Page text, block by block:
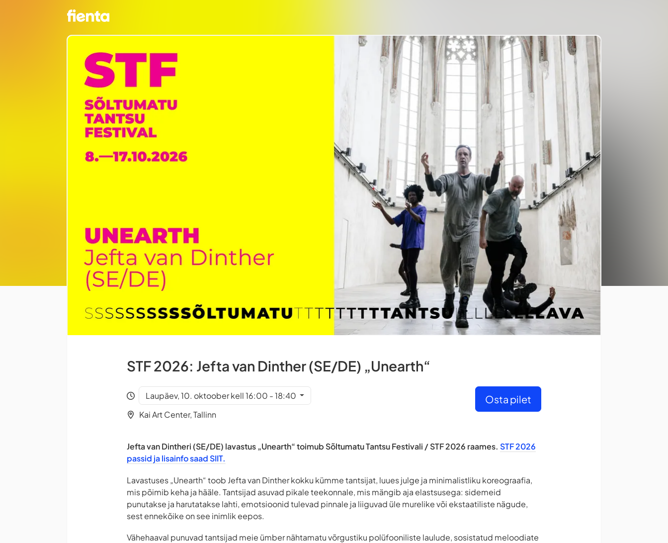
STF 2026: Jefta van Dinther (SE/DE) „Unearth“
Laupäev, 10. oktoober kell 16:00 - 18:40
Kai Art Center, Tallinn
Osta pilet
Jefta van Dintheri (SE/DE) lavastus „Unearth“ toimub Sõltumatu Tantsu Festivali / STF 2026 raames. STF 2026
passid ja lisainfo saad SIIT.
Lavastuses „Unearth“ toob Jefta van Dinther kokku kümme tantsijat, luues julge ja minimalistliku koreograafia,
mis põimib keha ja hääle. Tantsijad asuvad pikale teekonnale, mis mängib aja elastsusega: sidemeid
punutakse ja harutatakse lahti, emotsioonid tulevad pinnale ja liiguvad üle murelike või ekstaatiliste nägude,
sest ennekõike on see inimlik eepos.
Vähehaaval punuvad tantsijad meie ümber nähtamatu võrgustiku polüfooniliste laulude, sosistatud meloodiate